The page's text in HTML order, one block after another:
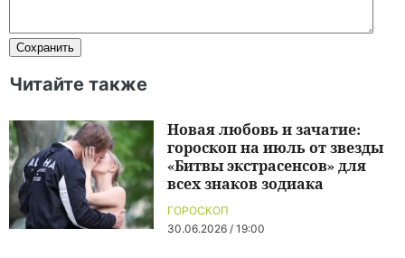
Читайте также
ГОРОСКОП
30.06.2026 / 19:00
Новая любовь и зачатие:
гороскоп на июль от звезды
«Битвы экстрасенсов» для
всех знаков зодиака